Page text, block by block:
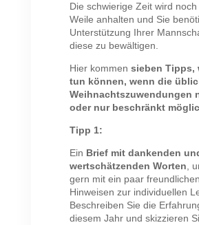
Die schwierige Zeit wird noch
Weile anhalten und Sie
Unterstützung Ihrer
diese zu bewältigen.
Hier kommen sieben Tipps,
tun können, wenn die
Weihnachtszuwendungen
oder nur beschränkt
Tipp 1:
Ein Brief mit dankenden
wertschätzenden Worten,
gern mit ein paar freundlichen
Hinweisen zur individuellen
Beschreiben Sie die
diesem Jahr und skizzieren